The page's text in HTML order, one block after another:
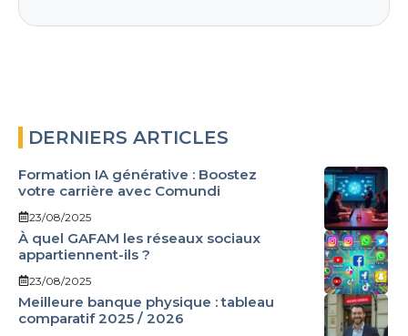
DERNIERS ARTICLES
Formation IA générative : Boostez
votre carrière avec Comundi
23/08/2025
À quel GAFAM les réseaux sociaux
appartiennent-ils ?
23/08/2025
Meilleure banque physique : tableau
comparatif 2025 / 2026